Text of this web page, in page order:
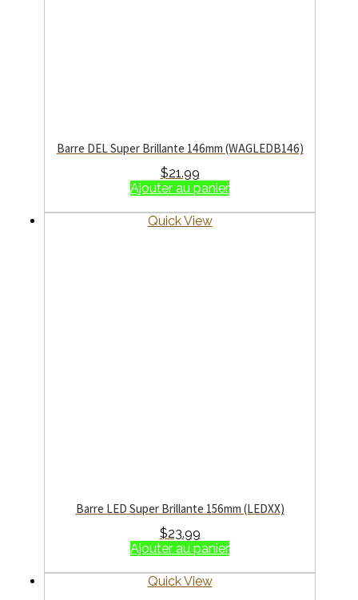
Barre DEL Super Brillante 146mm (WAGLEDB146)
$21.99
Ajouter au panier
Quick View
Barre LED Super Brillante 156mm (LEDXX)
$23.99
Ajouter au panier
Quick View